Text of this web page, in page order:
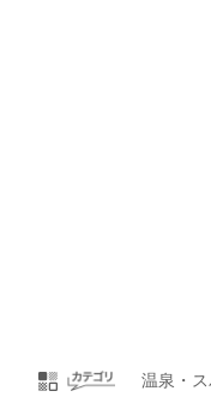
温泉・